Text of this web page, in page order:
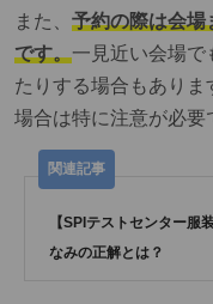
また、 予約の際は会場
です。一見近い会場で
たりする場合もあり
場合は特に注意が必要
【SPIテストセンター服
なみの正解とは？